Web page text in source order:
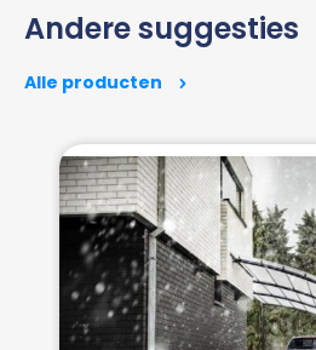
Andere suggesties
Alle producten